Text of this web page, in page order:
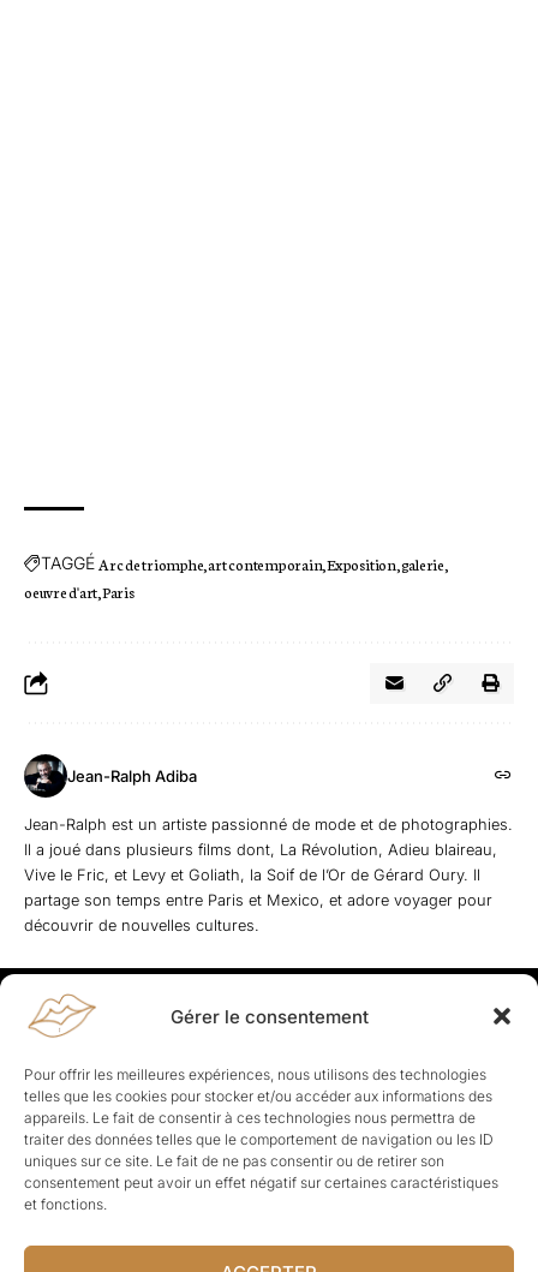
Gérer le consentement
Pour offrir les meilleures expériences, nous utilisons des technologies
telles que les cookies pour stocker et/ou accéder aux informations des
appareils. Le fait de consentir à ces technologies nous permettra de
traiter des données telles que le comportement de navigation ou les ID
uniques sur ce site. Le fait de ne pas consentir ou de retirer son
consentement peut avoir un effet négatif sur certaines caractéristiques
et fonctions.
TAGGÉ Arc de triomphe art contemporain Exposition galerie
oeuvre d'art Paris
Jean-Ralph Adiba
Jean-Ralph est un artiste passionné de mode et de photographies.
Il a joué dans plusieurs films dont, La Révolution, Adieu blaireau,
Vive le Fric, et Levy et Goliath, la Soif de l’Or de Gérard Oury. Il
partage son temps entre Paris et Mexico, et adore voyager pour
découvrir de nouvelles cultures.
Rapporteuses
À propos de Rapporteuses :Rapporteuses, c’est l’histoire de
Parisiennes, bien dans leurs baskets qui aiment rapporter ce qui leur
cause, leur apporte et leur rapporte !
Les Topics
Société Politique Business Culture
Sport
Lifestyle